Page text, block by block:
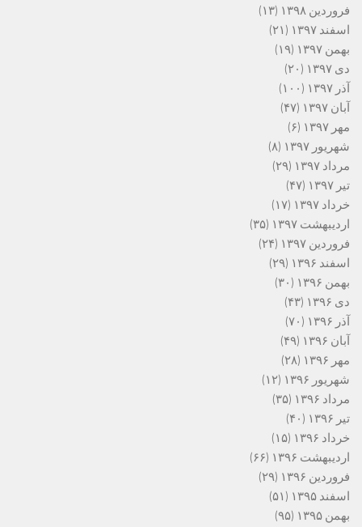
فروردین ۱۳۹۸
(۱۳)
اسفند ۱۳۹۷
(۲۱)
بهمن ۱۳۹۷
(۱۹)
دی ۱۳۹۷
(۲۰)
آذر ۱۳۹۷
(۱۰۰)
آبان ۱۳۹۷
(۴۷)
مهر ۱۳۹۷
(۶)
شهریور ۱۳۹۷
(۸)
مرداد ۱۳۹۷
(۲۹)
تیر ۱۳۹۷
(۴۷)
خرداد ۱۳۹۷
(۱۷)
اردیبهشت ۱۳۹۷
(۳۵)
فروردین ۱۳۹۷
(۲۴)
اسفند ۱۳۹۶
(۲۹)
بهمن ۱۳۹۶
(۳۰)
دی ۱۳۹۶
(۴۳)
آذر ۱۳۹۶
(۷۰)
آبان ۱۳۹۶
(۴۹)
مهر ۱۳۹۶
(۲۸)
شهریور ۱۳۹۶
(۱۲)
مرداد ۱۳۹۶
(۳۵)
تیر ۱۳۹۶
(۴۰)
خرداد ۱۳۹۶
(۱۵)
اردیبهشت ۱۳۹۶
(۶۶)
فروردین ۱۳۹۶
(۲۹)
اسفند ۱۳۹۵
(۵۱)
بهمن ۱۳۹۵
(۹۵)